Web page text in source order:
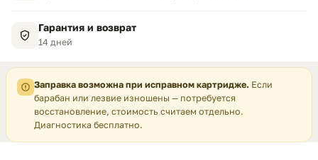
Гарантия и возврат
14 дней
Заправка возможна при исправном картридже. Если
барабан или лезвие изношены — потребуется
восстановление, стоимость считаем отдельно.
Диагностика бесплатно.